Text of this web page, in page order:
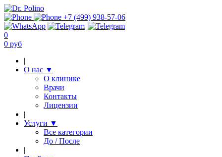
+7 (499) 938-57-06
0
0 руб
|
О нас ▼
О клинике
Врачи
Контакты
Лицензии
|
Услуги ▼
Все категории
До / После
|